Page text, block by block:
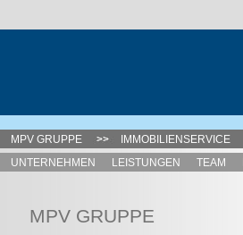
MPV GRUPPE IMMOBILIENSERVICE
UNTERNEHMEN
LEISTUNGEN TEAM
MPV GRUPPE